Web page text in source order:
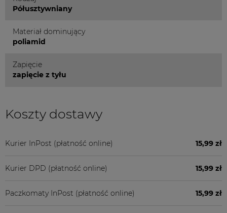
Półusztywniany
Materiał dominujący
poliamid
Zapięcie
zapięcie z tyłu
Koszty dostawy
Kurier InPost (płatność online) 15,99 zł
Kurier DPD (płatność online) 15,99 zł
Paczkomaty InPost (płatność online) 15,99 zł